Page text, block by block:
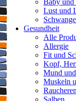
Baby
Lust und
Gesundheit
Alle
Allergie
Fit und
Kopf,
Mund
Muskeln
Salben